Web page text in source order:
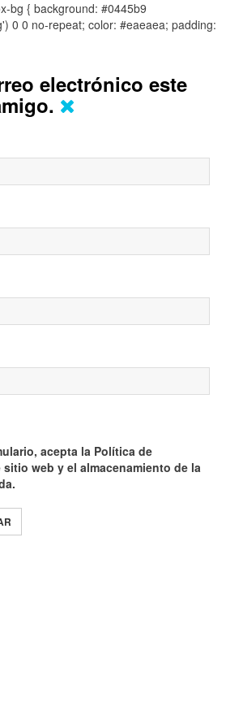
bg { background: #0445b9
0 0 no-repeat; color: #eaeaea; padding:
electrónico este
acepta la Política de
web y el almacenamiento de la